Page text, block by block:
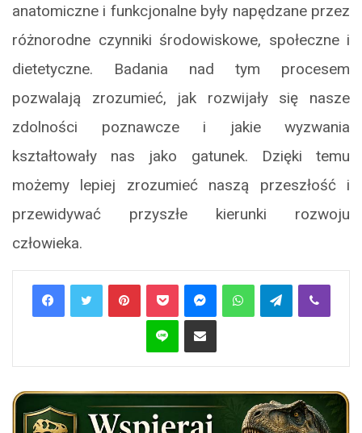
anatomiczne i funkcjonalne były napędzane przez
różnorodne czynniki środowiskowe, społeczne i
dietetyczne. Badania nad tym procesem
pozwalają zrozumieć, jak rozwijały się nasze
zdolności poznawcze i jakie wyzwania
kształtowały nas jako gatunek. Dzięki temu
możemy lepiej zrozumieć naszą przeszłość i
przewidywać przyszłe kierunki rozwoju
człowieka.
PinterestPocket MessengerWhatsAppTelegramViber
Line Share via Email